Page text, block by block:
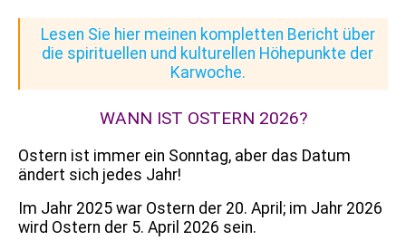
Lesen Sie hier meinen kompletten Bericht über
die spirituellen und kulturellen Höhepunkte der
Karwoche.
WANN IST OSTERN 2026?
Ostern ist immer ein Sonntag, aber das Datum
ändert sich jedes Jahr!
Im Jahr 2025 war Ostern der 20. April; im Jahr 2026
wird Ostern der 5. April 2026 sein.